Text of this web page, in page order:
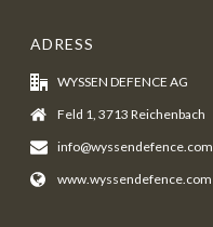
ADRESS
WYSSEN DEFENCE AG
Feld 1, 3713 Reichenbach
info@wyssendefence.com
www.wyssendefence.com